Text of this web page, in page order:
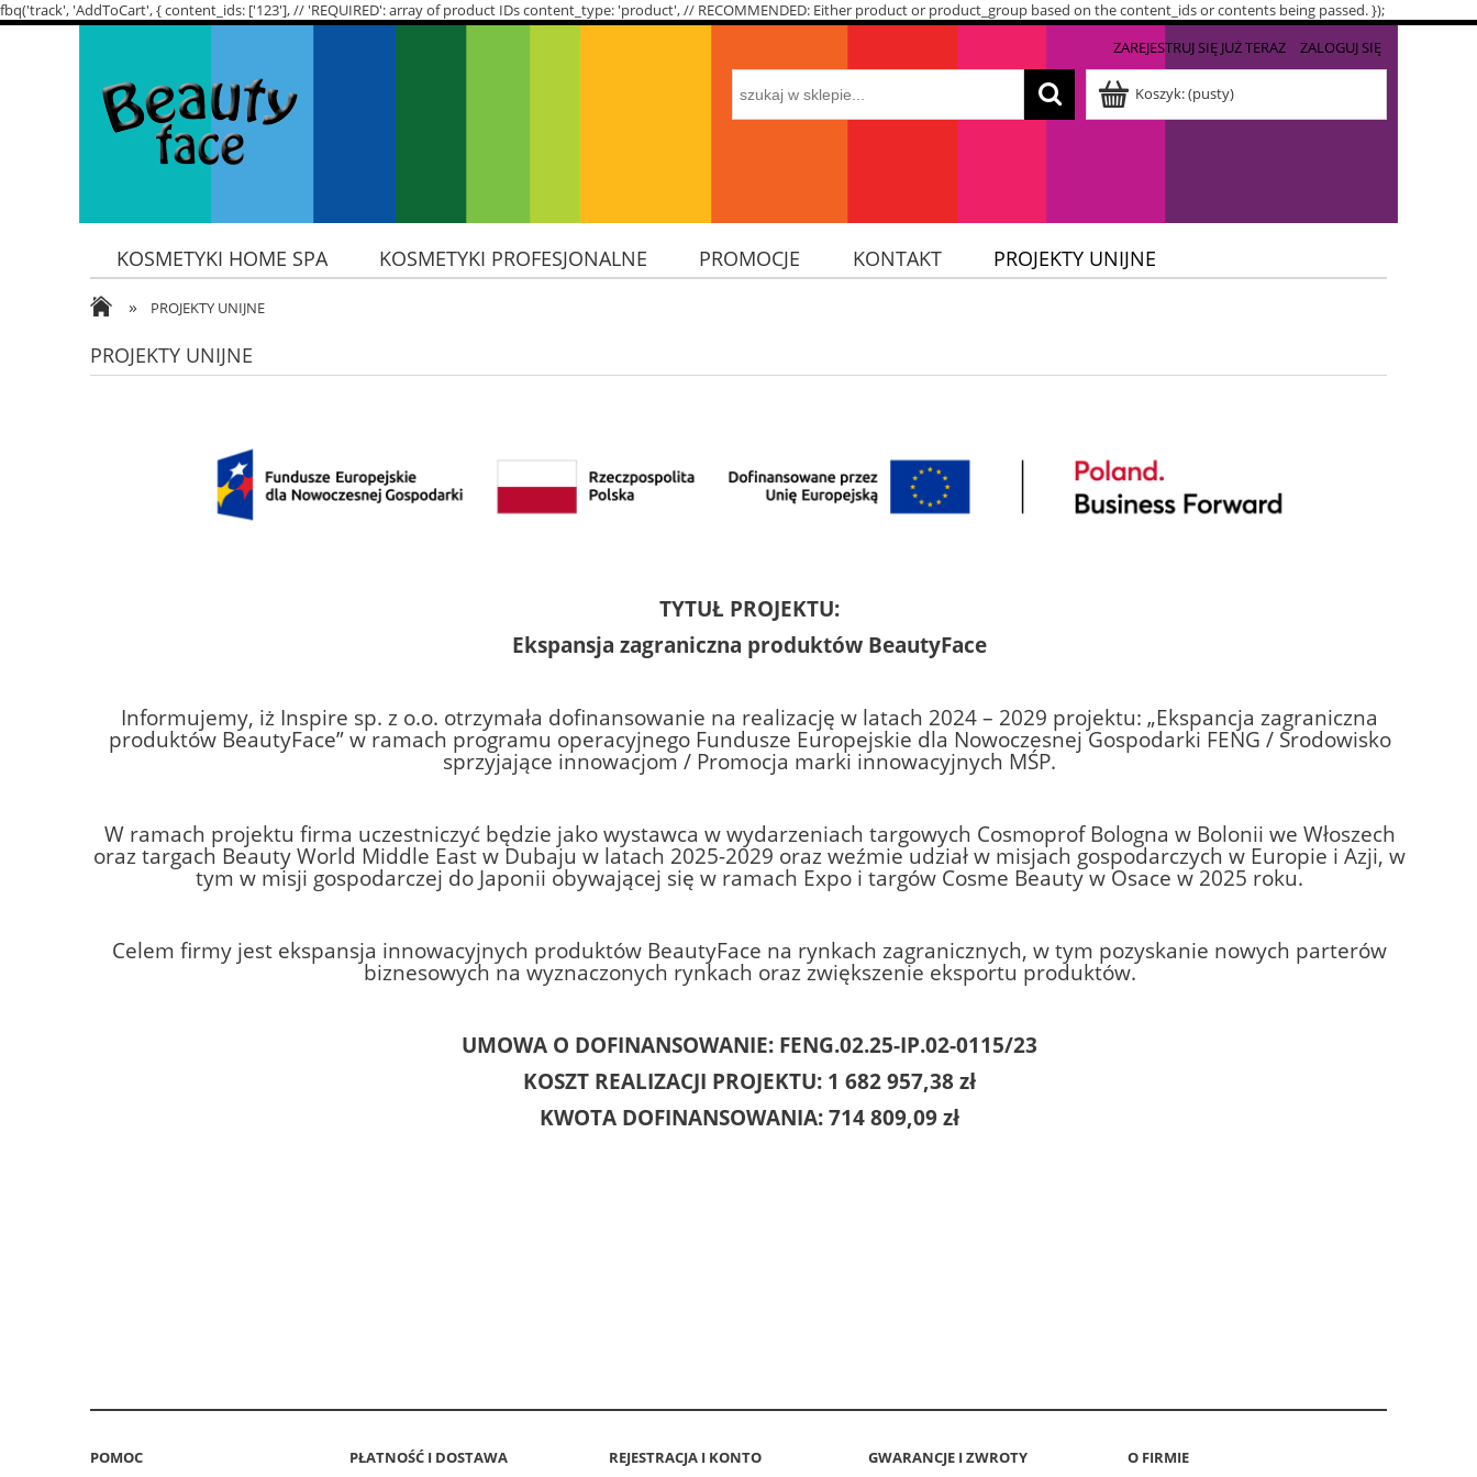
fbq('track', 'AddToCart', { content_ids: ['123'], // 'REQUIRED': array of product IDs content_type: 'product', // RECOMMENDED: Either product or product_group based on the content_ids or contents being passed. });
ZAREJESTRUJ SIĘ JUŻ TERAZ
ZALOGUJ SIĘ
Koszyk:(pusty)
KOSMETYKI HOME SPA KOSMETYKI PROFESJONALNE PROMOCJE KONTAKT
PROJEKTY UNIJNE
SKŁADNIKI AKTYWNE
» PROJEKTY UNIJNE
PROJEKTY UNIJNE
TYTUŁ PROJEKTU:
Ekspansja zagraniczna produktów BeautyFace
Informujemy, iż Inspire sp. z o.o. otrzymała dofinansowanie na realizację w latach 2024 – 2029 projektu: „Ekspancja zagraniczna
produktów BeautyFace” w ramach programu operacyjnego Fundusze Europejskie dla Nowoczesnej Gospodarki FENG / Srodowisko
sprzyjające innowacjom / Promocja marki innowacyjnych MŚP.
W ramach projektu firma uczestniczyć będzie jako wystawca w wydarzeniach targowych Cosmoprof Bologna w Bolonii we Włoszech
oraz targach Beauty World Middle East w Dubaju w latach 2025-2029 oraz weźmie udział w misjach gospodarczych w Europie i Azji, w
tym w misji gospodarczej do Japonii obywającej się w ramach Expo i targów Cosme Beauty w Osace w 2025 roku.
Celem firmy jest ekspansja innowacyjnych produktów BeautyFace na rynkach zagranicznych, w tym pozyskanie nowych parterów
biznesowych na wyznaczonych rynkach oraz zwiększenie eksportu produktów.
UMOWA O DOFINANSOWANIE: FENG.02.25-IP.02-0115/23
KOSZT REALIZACJI PROJEKTU: 1 682 957,38 zł
KWOTA DOFINANSOWANIA: 714 809,09 zł
POMOC PŁATNOŚĆ I DOSTAWA REJESTRACJA I KONTO GWARANCJE I ZWROTY O FIRMIE